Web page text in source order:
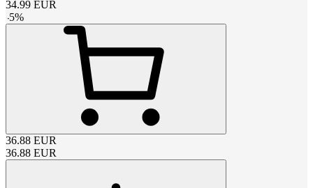
34.99 EUR
-5%
36.88 EUR
36.88 EUR